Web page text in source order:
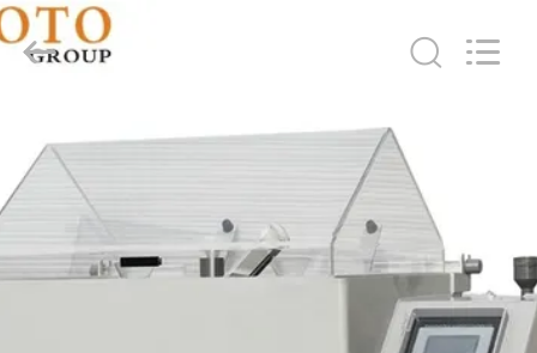
उत्पादों
हमारे
2026
BOTO
GROUP
LTD.